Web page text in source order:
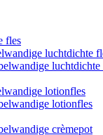
fles
luchtdichte
luchtdichte
lotionfles
lotionfles
crèmepot